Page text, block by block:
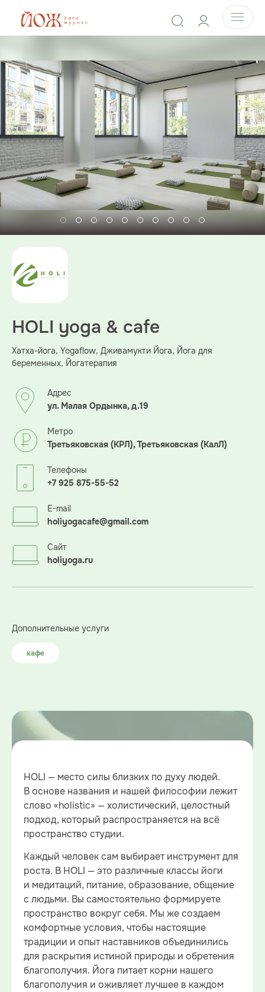
HOLI yoga & cafe
Хатха-йога, Yogaflow, Дживамукти Йога, Йога для
беременных, Йогатерапия
Адрес
ул. Малая Ордынка, д.19
Метро
Третьяковская (КРЛ), Третьяковская (КалЛ)
Телефоны
+7 925 875-55-52
E-mail
holiyogacafe@gmail.com
Сайт
holiyoga.ru
Дополнительные услуги
кафе
HOLI — место силы близких по духу людей.
В основе названия и нашей философии лежит
слово «holistic» — холистический, целостный
подход, который распространяется на всё
пространство студии.
Каждый человек сам выбирает инструмент для
роста. В HOLI — это различные классы йоги
и медитаций, питание, образование, общение
с людьми. Вы самостоятельно формируете
пространство вокруг себя. Мы же создаем
комфортные условия, чтобы настоящие
традиции и опыт наставников объединились
для раскрытия истиной природы и обретения
благополучия. Йога питает корни нашего
благополучия и оживляет лучшее в каждом